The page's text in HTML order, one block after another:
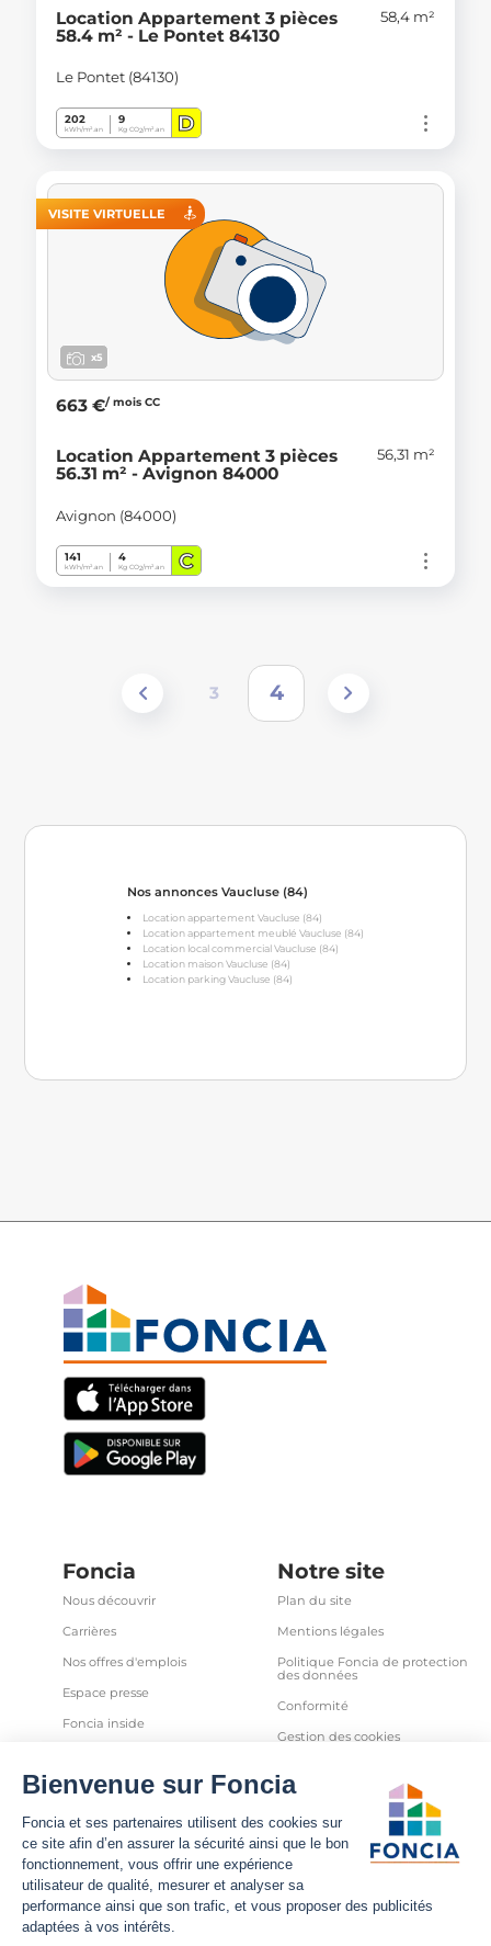
Location Appartement 3 pièces
58.4 m² - Le Pontet 84130
58,4 m²
Le Pontet (84130)
202
kWh/m².an
9
Kg CO2/m².an D
VISITE VIRTUELLE
x5
663 €/ mois CC
Location Appartement 3 pièces
56.31 m² - Avignon 84000
56,31 m²
Avignon (84000)
141
kWh/m².an
4
Kg CO2/m².an C
3 4
Nos annonces Vaucluse (84)
Location appartement Vaucluse (84)
Location appartement meublé Vaucluse (84)
Location local commercial Vaucluse (84)
Location maison Vaucluse (84)
Location parking Vaucluse (84)
Foncia
Nous découvrir
Carrières
Nos offres d'emplois
Espace presse
Foncia inside
Partenaires
Notre site
Plan du site
Mentions légales
Politique Foncia de protection
des données
Conformité
Gestion des cookies
et autres traceurs
Sécurité informatique
Déclaration d'accessibilité
Infos utiles
Nous contacter
Nous suivre